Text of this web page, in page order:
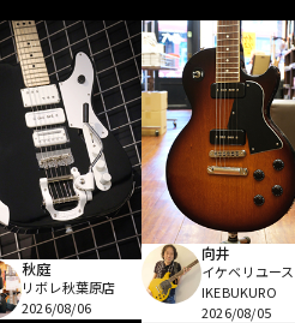
秋庭
リボレ秋葉原店
2026/08/06
向井
イケベリユース
IKEBUKURO
2026/08/05